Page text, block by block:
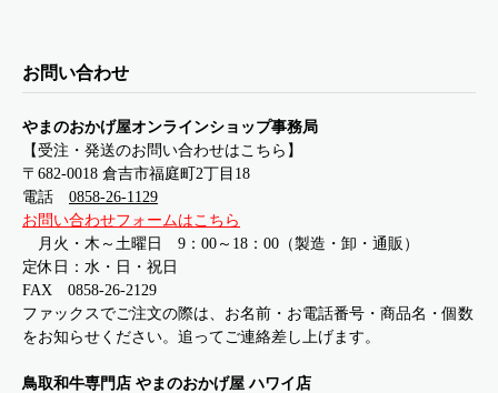
お問い合わせ
やまのおかげ屋オンラインショップ事務局
【受注・発送のお問い合わせはこちら】
〒682-0018 倉吉市福庭町2丁目18
電話 0858-26-1129
お問い合わせフォームはこちら
月火・木～土曜日 9：00～18：00（製造・卸・通販）
定休日：水・日・祝日
FAX 0858-26-2129
ファックスでご注文の際は、お名前・お電話番号・商品名・個数
をお知らせください。追ってご連絡差し上げます。
鳥取和牛専門店 やまのおかげ屋 ハワイ店